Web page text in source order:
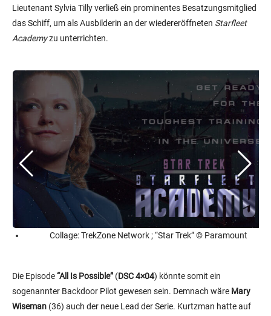
Lieutenant Sylvia Tilly verließ ein prominentes Besatzungsmitglied
das Schiff, um als Ausbilderin an der wiedereröffneten Starfleet
Academyzu unterrichten.
Collage: TrekZone Network ; “Star Trek” © Paramount
Die Episode“All Is Possible” (DSC 4×04) könnte somit ein
sogenannter Backdoor Pilot gewesen sein. Demnach wäre Mary
Wiseman (36) auch der neue Lead der Serie. Kurtzman hatte auf